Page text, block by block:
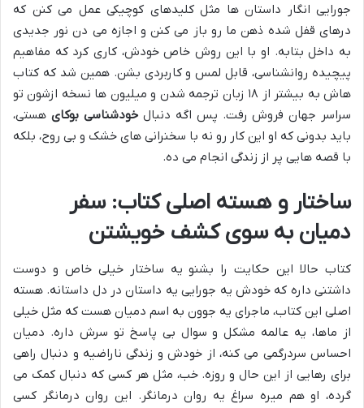
جورایی انگار داستان ها مثل کلیدهای کوچیکی عمل می کنن که
درهای قفل شده ذهن ما رو باز می کنن و اجازه می دن نور جدیدی
به داخل بتابه. او با این روش خاص خودش، کاری کرد که مفاهیم
پیچیده روانشناسی، قابل لمس و کاربردی بشن. همین شد که کتاب
هاش به بیشتر از ۱۸ زبان ترجمه شدن و میلیون ها نسخه ازشون تو
سراسر جهان فروش رفت. پس اگه دنبال خودشناسی بوکای هستی،
باید بدونی که او این کار رو نه با سخنرانی های خشک و بی روح، بلکه
با قصه هایی پر از زندگی انجام می ده.
ساختار و هسته اصلی کتاب: سفر
دمیان به سوی کشف خویشتن
کتاب حالا این حکایت را بشنو یه ساختار خیلی خاص و دوست
داشتنی داره که خودش یه جورایی یه داستان در دل داستانه. هسته
اصلی این کتاب، ماجرای یه جوون به اسم دمیان هست که مثل خیلی
از ماها، یه عالمه مشکل و سوال بی پاسخ تو سرش داره. دمیان
احساس سردرگمی می کنه، از خودش و زندگی ناراضیه و دنبال راهی
برای رهایی از این حال و روزه. خب، مثل هر کسی که دنبال کمک می
گرده، او هم میره سراغ یه روان درمانگر. این روان درمانگر کسی